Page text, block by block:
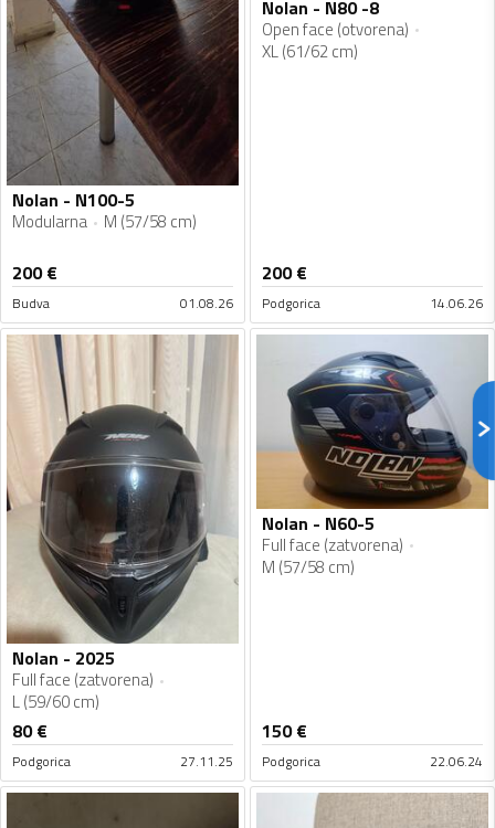
Nolan - N100-5
Modularna M (57/58 cm)
200€
Budva 01.08.26
Nolan - N80 -8
Open face (otvorena)
XL (61/62 cm)
200€
Podgorica 14.06.26
Nolan - 2025
Full face (zatvorena)
L (59/60 cm)
80€
Podgorica 27.11.25
Nolan - N60-5
Full face (zatvorena)
M (57/58 cm)
150€
Podgorica 22.06.24